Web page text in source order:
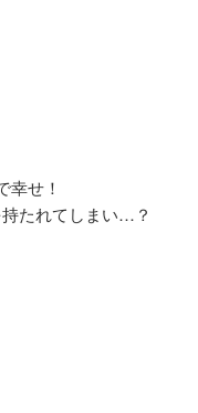
幸せ！
たれてしまい…？